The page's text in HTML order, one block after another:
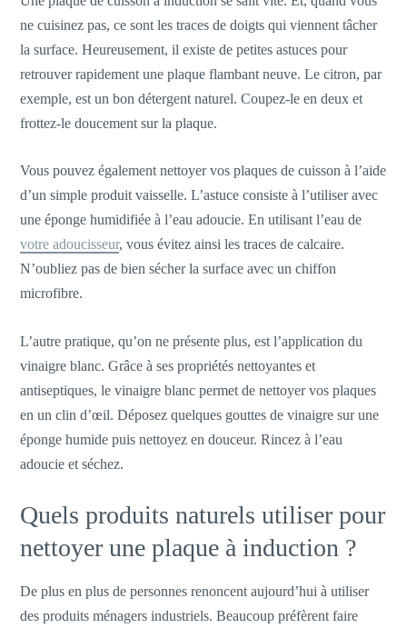
ne cuisinez pas, ce sont les traces de doigts qui viennent tâcher
la surface. Heureusement, il existe de petites astuces pour
retrouver rapidement une plaque flambant neuve. Le citron, par
exemple, est un bon détergent naturel. Coupez-le en deux et
frottez-le doucement sur la plaque.
Vous pouvez également nettoyer vos plaques de cuisson à l’aide
d’un simple produit vaisselle. L’astuce consiste à l’utiliser avec
une éponge humidifiée à l’eau adoucie. En utilisant l’eau de
votre adoucisseur, vous évitez ainsi les traces de calcaire.
N’oubliez pas de bien sécher la surface avec un chiffon
microfibre.
L’autre pratique, qu’on ne présente plus, est l’application du
vinaigre blanc. Grâce à ses propriétés nettoyantes et
antiseptiques, le vinaigre blanc permet de nettoyer vos plaques
en un clin d’œil. Déposez quelques gouttes de vinaigre sur une
éponge humide puis nettoyez en douceur. Rincez à l’eau
adoucie et séchez.
Quels produits naturels utiliser pour
nettoyer une plaque à induction ?
De plus en plus de personnes renoncent aujourd’hui à utiliser
des produits ménagers industriels. Beaucoup préfèrent faire